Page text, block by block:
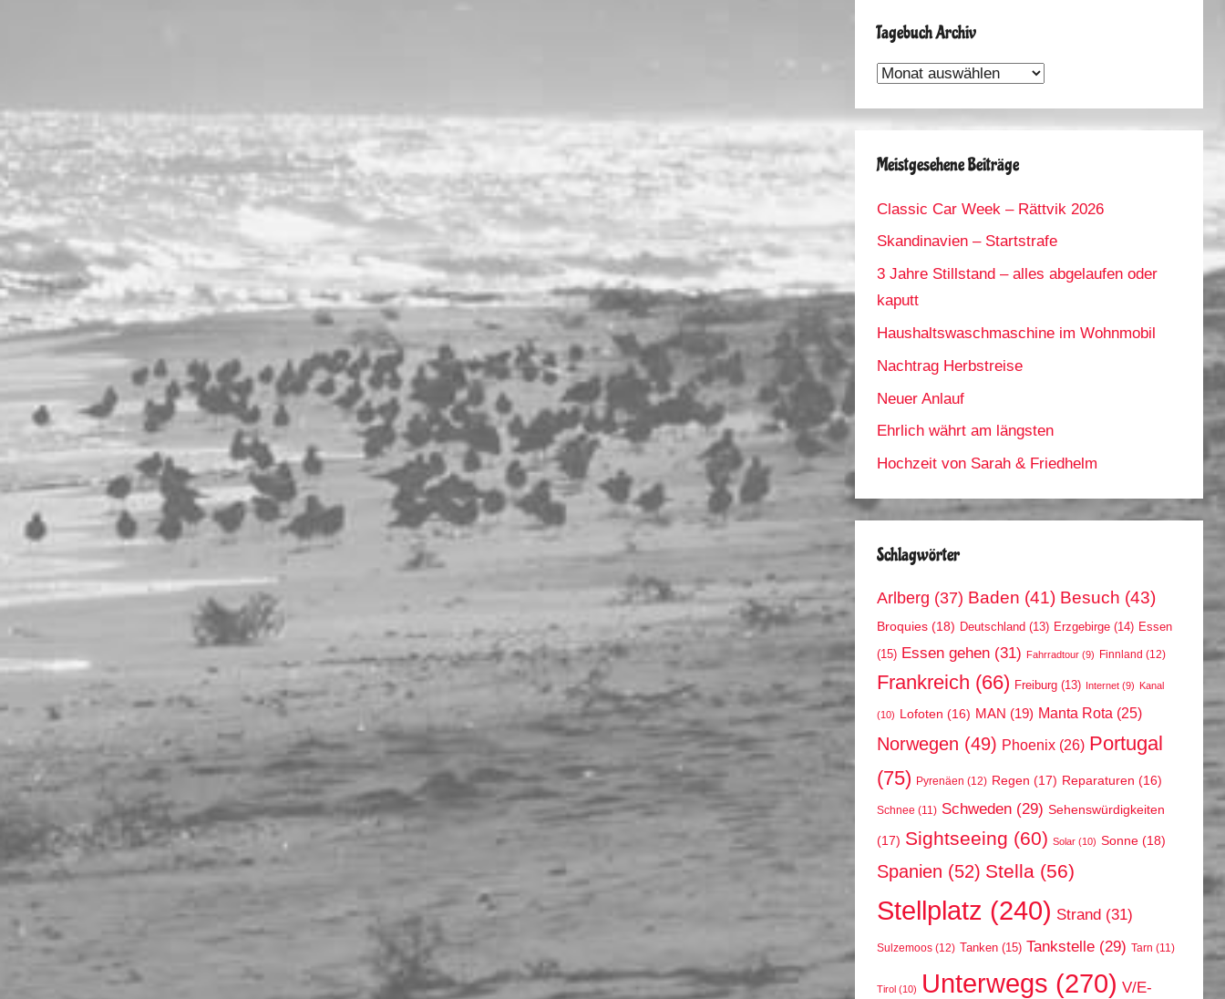
Tagebuch Archiv
Tagebuch
Meistgesehene Beiträge
Classic Car Week – Rättvik 2026
Skandinavien – Startstrafe
3 Jahre Stillstand – alles abgelaufen oder
kaputt
Haushaltswaschmaschine im Wohnmobil
Nachtrag Herbstreise
Neuer Anlauf
Ehrlich währt am längsten
Hochzeit von Sarah & Friedhelm
Schlagwörter
Arlberg (37) Baden (41) Besuch (43)
Broquies (18) Deutschland (13) Erzgebirge (14) Essen
(15) Essen gehen (31) Fahrradtour (9) Finnland (12)
Frankreich (66) Freiburg (13) Internet (9) Kanal
(10) Lofoten (16) MAN (19) Manta Rota (25)
Norwegen (49) Phoenix (26) Portugal
(75) Pyrenäen (12) Regen (17) Reparaturen (16)
Schnee (11) Schweden (29) Sehenswürdigkeiten
(17) Sightseeing (60) Solar (10) Sonne (18)
Spanien (52) Stella (56)
Stellplatz (240) Strand (31)
Sulzemoos (12) Tanken (15) Tankstelle (29) Tarn (11)
Tirol (10) Unterwegs (270) V/E-